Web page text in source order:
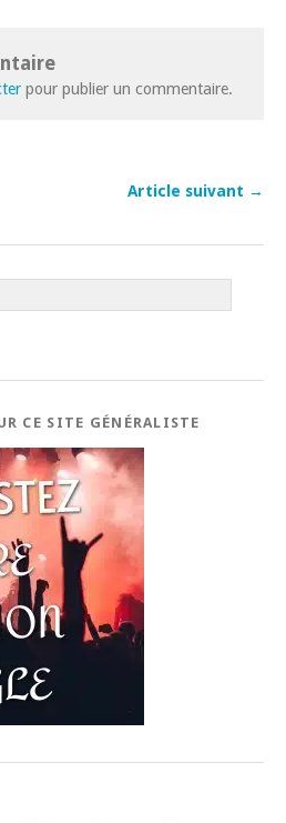
pour publier un commentaire.
Article suivant →
CE SITE GÉNÉRALISTE